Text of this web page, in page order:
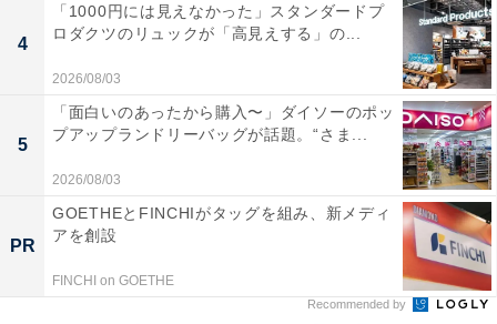
4
「1000円には見えなかった」スタンダードプ
ロダクツのリュックが「高見えする」の...
2026/08/03
5
「面白いのあったから購入〜」ダイソーのポッ
プアップランドリーバッグが話題。“さま...
2026/08/03
PR
GOETHEとFINCHIがタッグを組み、新メディ
アを創設
FINCHI on GOETHE
Recommended by